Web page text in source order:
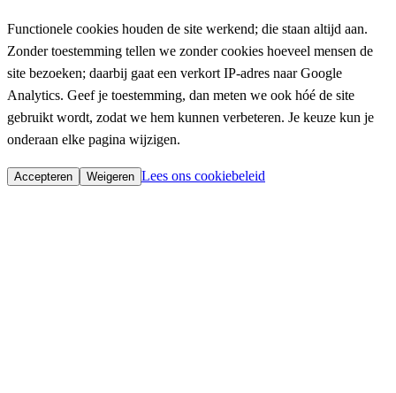
Functionele cookies houden de site werkend; die staan altijd aan.
Zonder toestemming tellen we zonder cookies hoeveel mensen de
site bezoeken; daarbij gaat een verkort IP-adres naar Google
Analytics. Geef je toestemming, dan meten we ook hóé de site
gebruikt wordt, zodat we hem kunnen verbeteren. Je keuze kun je
onderaan elke pagina wijzigen.
Accepteren Weigeren Lees ons cookiebeleid